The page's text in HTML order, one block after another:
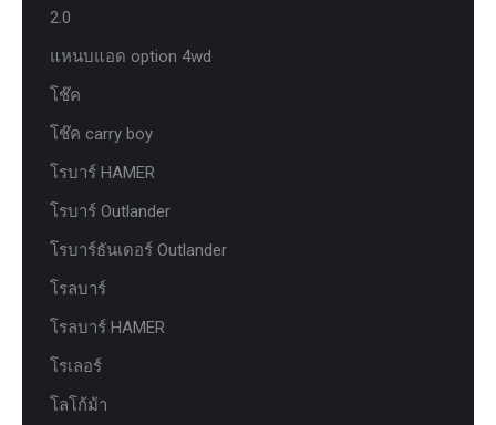
2.0
แหนบแอด option 4wd
โช๊ค
โช๊ค carry boy
โรบาร์ HAMER
โรบาร์ Outlander
โรบาร์ธันเดอร์ Outlander
โรลบาร์
โรลบาร์ HAMER
โรเลอร์
โลโก้ม้า